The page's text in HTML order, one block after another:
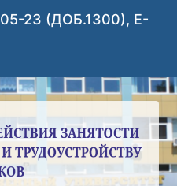
23 (ДОБ.1300), E-